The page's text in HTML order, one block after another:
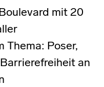
mit 20
Thema: Poser,
an